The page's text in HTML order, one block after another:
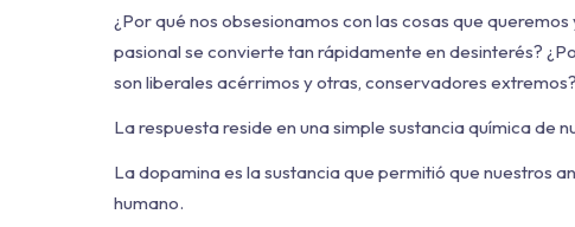
¿Por qué nos obsesionamos con las cosas que
pasional se convierte tan rápidamente en desinterés?
son liberales acérrimos y otras, conservadores
La respuesta reside en una simple sustancia química de
La dopamina es la sustancia que permitió que nuestros
humano.